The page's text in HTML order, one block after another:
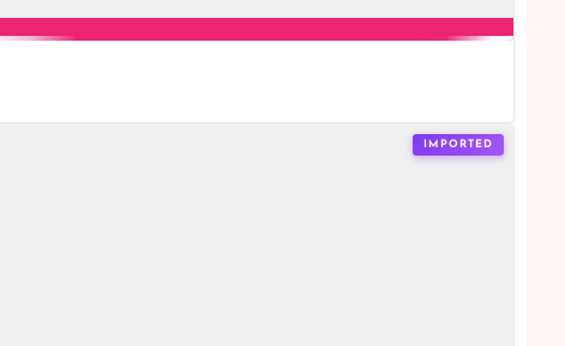
IMPORTED